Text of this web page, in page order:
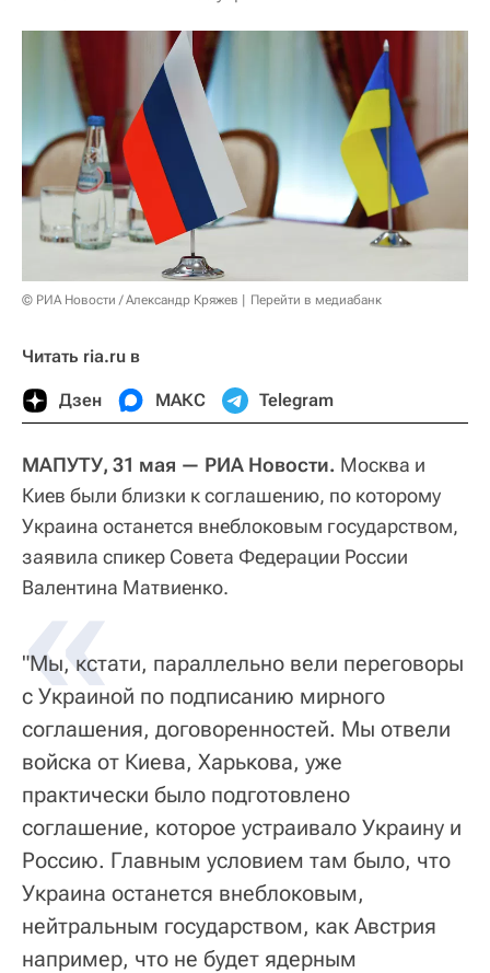
© РИА Новости / Александр Кряжев Перейти в медиабанк
Читать ria.ru в
Дзен МАКС Telegram
МАПУТУ, 31 мая — РИА Новости. Москва и
Киев были близки к соглашению, по которому
Украина останется внеблоковым государством,
заявила спикер Совета Федерации России
Валентина Матвиенко.
«
"Мы, кстати, параллельно вели переговоры
с Украиной по подписанию мирного
соглашения, договоренностей. Мы отвели
войска от Киева, Харькова, уже
практически было подготовлено
соглашение, которое устраивало Украину и
Россию. Главным условием там было, что
Украина останется внеблоковым,
нейтральным государством, как Австрия
например, что не будет ядерным